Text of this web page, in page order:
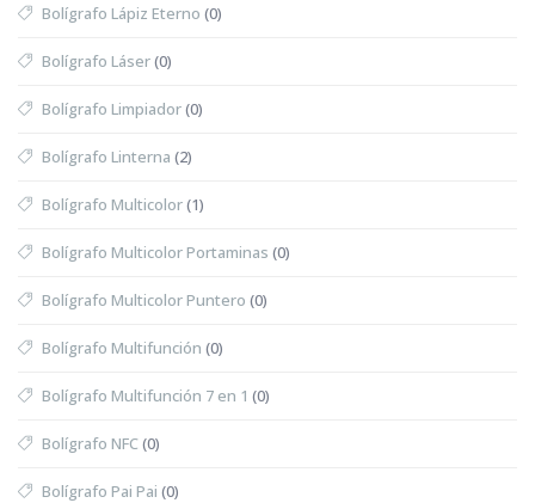
Bolígrafo Lápiz Eterno (0)
Bolígrafo Láser(0)
Bolígrafo Limpiador(0)
Bolígrafo Linterna (2)
Bolígrafo Multicolor(1)
Bolígrafo Multicolor Portaminas (0)
Bolígrafo Multicolor Puntero (0)
Bolígrafo Multifunción (0)
Bolígrafo Multifunción 7 en 1 (0)
Bolígrafo NFC(0)
Bolígrafo Pai Pai (0)